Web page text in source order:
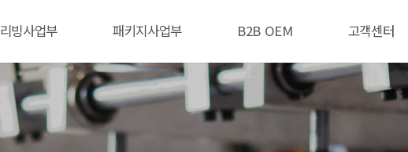
리빙사업부 패키지사업부 B2B OEM 고객센터